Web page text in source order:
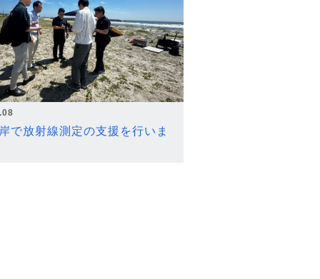
で放射線測定の支援を行いま